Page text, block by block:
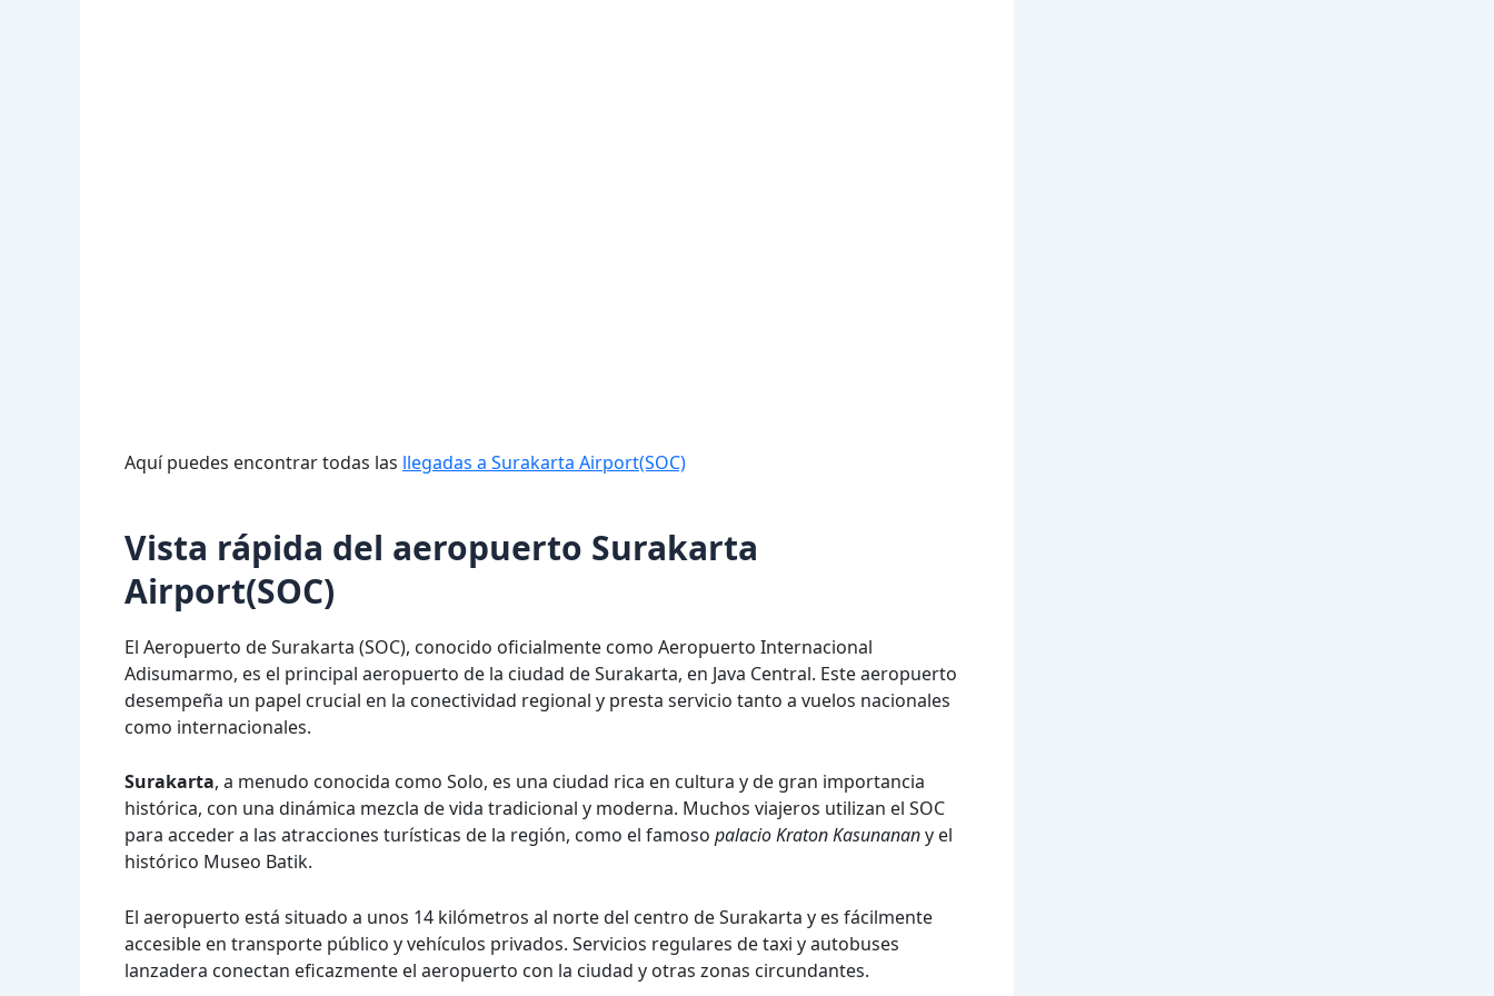
Aquí puedes encontrar todas las llegadas a Surakarta Airport(SOC)
Vista rápida del aeropuerto Surakarta
Airport(SOC)
El Aeropuerto de Surakarta (SOC), conocido oficialmente como Aeropuerto Internacional
Adisumarmo, es el principal aeropuerto de la ciudad de Surakarta, en Java Central. Este aeropuerto
desempeña un papel crucial en la conectividad regional y presta servicio tanto a vuelos nacionales
como internacionales.
Surakarta, a menudo conocida como Solo, es una ciudad rica en cultura y de gran importancia
histórica, con una dinámica mezcla de vida tradicional y moderna. Muchos viajeros utilizan el SOC
para acceder a las atracciones turísticas de la región, como el famoso palacio Kraton Kasunanany el
histórico Museo Batik.
El aeropuerto está situado a unos 14 kilómetros al norte del centro de Surakarta y es fácilmente
accesible en transporte público y vehículos privados. Servicios regulares de taxi y autobuses
lanzadera conectan eficazmente el aeropuerto con la ciudad y otras zonas circundantes.